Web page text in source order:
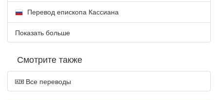
Перевод епископа Кассиана
Показать больше
Смотрите также
Все переводы